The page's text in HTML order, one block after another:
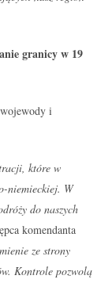
granicy w 19
i
które w
niemieckiej. W
do naszych
komendanta
ze strony
Kontrole pozwolą